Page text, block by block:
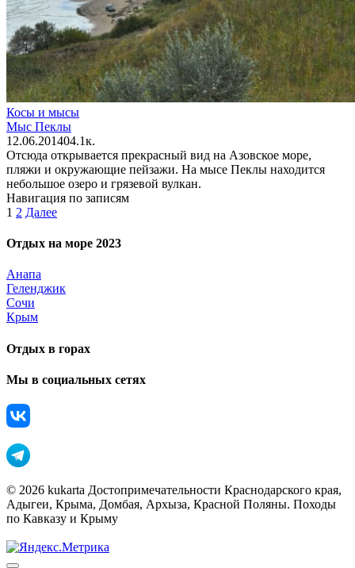
Косы и мысы
Мыс Пеклы
12.06.201404.1к.
Отсюда открывается прекрасный вид на Азовское море,
пляжи и окружающие пейзажи. На мысе Пеклы находится
небольшое озеро и грязевой вулкан.
Навигация по записям
1 2 Далее
Отдых на море 2023
Анапа
Геленджик
Сочи
Крым
Отдых в горах
Мы в социальных сетях
© 2026 kukarta Достопримечательности Краснодарского края,
Адыгеи, Крыма, Домбая, Архыза, Красной Поляны. Походы
по Кавказу и Крыму